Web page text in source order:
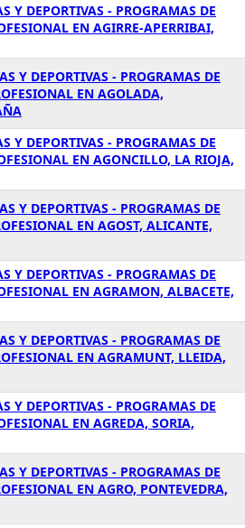
Y DEPORTIVAS - PROGRAMAS DE
EN AGIRRE-APERRIBAI,
Y DEPORTIVAS - PROGRAMAS DE
EN AGOLADA,
Y DEPORTIVAS - PROGRAMAS DE
EN AGONCILLO, LA RIOJA,
Y DEPORTIVAS - PROGRAMAS DE
EN AGOST, ALICANTE,
Y DEPORTIVAS - PROGRAMAS DE
EN AGRAMON, ALBACETE,
Y DEPORTIVAS - PROGRAMAS DE
EN AGRAMUNT, LLEIDA,
Y DEPORTIVAS - PROGRAMAS DE
EN AGREDA, SORIA,
Y DEPORTIVAS - PROGRAMAS DE
EN AGRO, PONTEVEDRA,